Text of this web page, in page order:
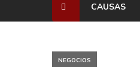
CAUSAS
NEGOCIOS